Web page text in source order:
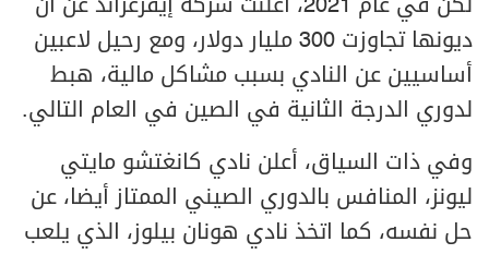
لكن في عام 2021، أعلنت شركة إيفرغراند عن أن
ديونها تجاوزت 300 مليار دولار، ومع رحيل لاعبين
أساسيين عن النادي بسبب مشاكل مالية، هبط
لدوري الدرجة الثانية في الصين في العام التالي.
وفي ذات السياق، أعلن نادي كانغتشو مايتي
ليونز، المنافس بالدوري الصيني الممتاز أيضا، عن
حل نفسه، كما اتخذ نادي هونان بيلوز، الذي يلعب